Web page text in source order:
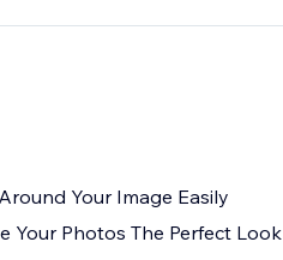
Your Image Easily
Your Photos The Perfect Look